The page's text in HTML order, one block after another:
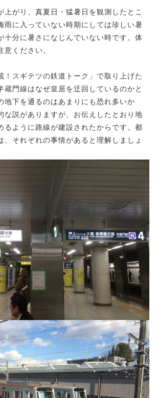
上がり、真夏日・猛暑日を観測したとこ
雨に入っていない時期にしては珍しい暑
十分に暑さになじんでいない時です。体
ください。
！スギテツの鉄道トーク」で取り上げた
蔵門線はなぜ皇居を迂回しているのかと
地下を通るのはあまりにも恐れ多いか
な説がありますが、お伝えしたとおり地
るように路線が建設されたからです。都
、それぞれの事情があると理解しましょ